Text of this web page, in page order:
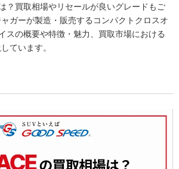
？買取相場やリセールが良いグレードもご
ガーが製造・販売するコンパクトクロスオ
スの概要や特徴・魅力、買取市場における
ています。